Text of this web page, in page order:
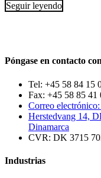
Seguir leyendo
Póngase en contacto con
Tel: +45 58 84 15
Fax: +45 58 85 41
Correo
Herstedvang 14,
Dinamarca
CVR: DK 3715
Industrias